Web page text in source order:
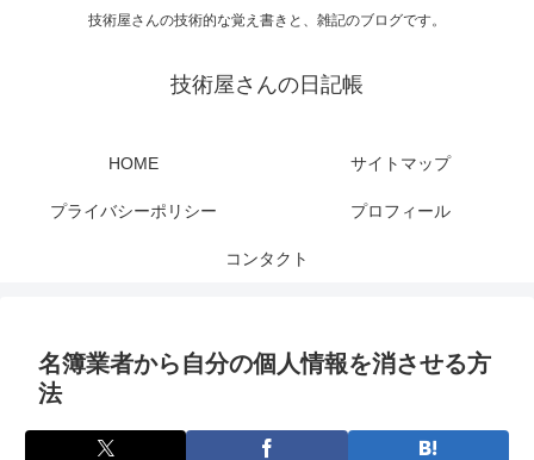
技術屋さんの技術的な覚え書きと、雑記のブログです。
技術屋さんの日記帳
HOME サイトマップ
プライバシーポリシー プロフィール
コンタクト
名簿業者から自分の個人情報を消させる方
法